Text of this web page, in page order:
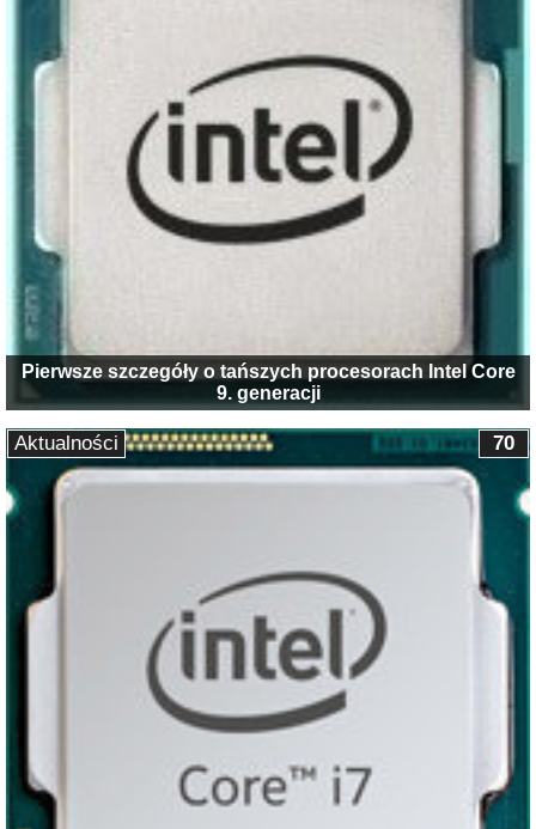
Pierwsze szczegóły o tańszych procesorach Intel Core
9. generacji
70
Aktualności